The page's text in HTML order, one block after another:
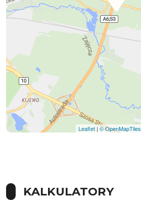
Leaflet |© OpenMapTiles
KALKULATORY